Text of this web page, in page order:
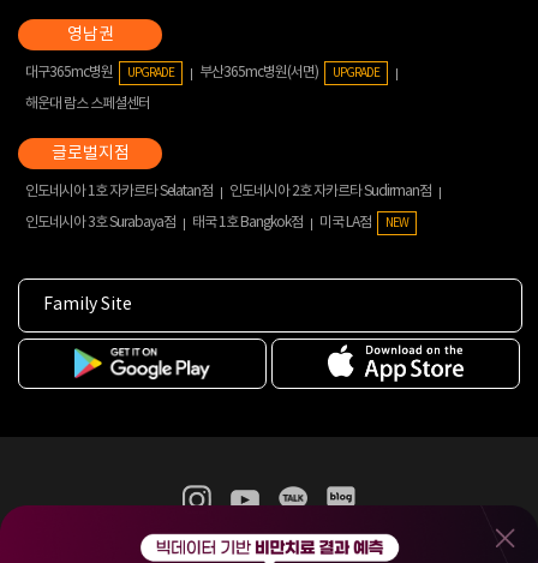
대구365mc병원 UPGRADE 부산365mc병원(서면) UPGRADE
해운대 람스 스페셜센터
인도네시아 1호 자카르타 Selatan점
인도네시아 2호 자카르타 Sudirman점
인도네시아 3호 Surabaya점
태국 1호 Bangkok점 미국 LA점 NEW
Family Site
365mc 병·의원 이용약관 홈페이지 이용약관